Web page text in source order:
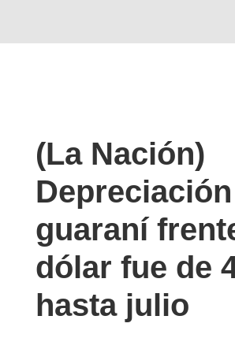
(La Nación)
guaraní
dólar fue de
hasta julio